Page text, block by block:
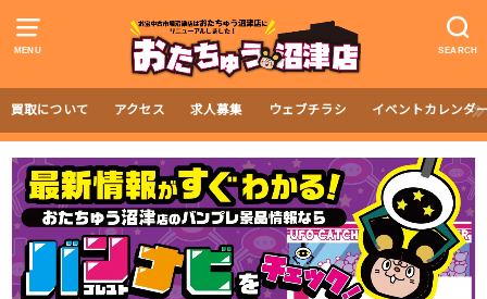
MENU SEARCH
買取について アクセス 求人募集 ウェブチラシ イベントカレンダ